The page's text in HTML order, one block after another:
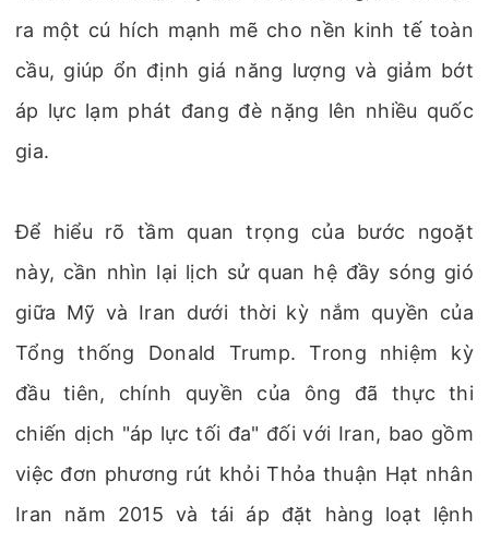
ra một cú hích mạnh mẽ cho nền kinh tế toàn
cầu, giúp ổn định giá năng lượng và giảm bớt
áp lực lạm phát đang đè nặng lên nhiều quốc
gia.
Để hiểu rõ tầm quan trọng của bước ngoặt
này, cần nhìn lại lịch sử quan hệ đầy sóng gió
giữa Mỹ và Iran dưới thời kỳ nắm quyền của
Tổng thống Donald Trump. Trong nhiệm kỳ
đầu tiên, chính quyền của ông đã thực thi
chiến dịch "áp lực tối đa" đối với Iran, bao gồm
việc đơn phương rút khỏi Thỏa thuận Hạt nhân
Iran năm 2015 và tái áp đặt hàng loạt lệnh